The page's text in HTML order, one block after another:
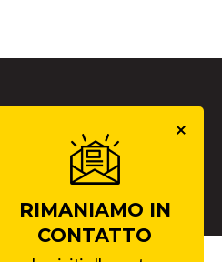
Lavora con noi
RIMANIAMO IN
CONTATTO